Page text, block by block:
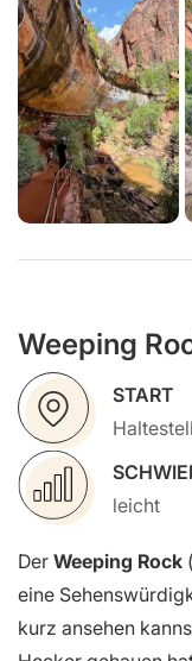
Weeping
START
leicht
Der Weeping Rock
eine
kurz ansehen